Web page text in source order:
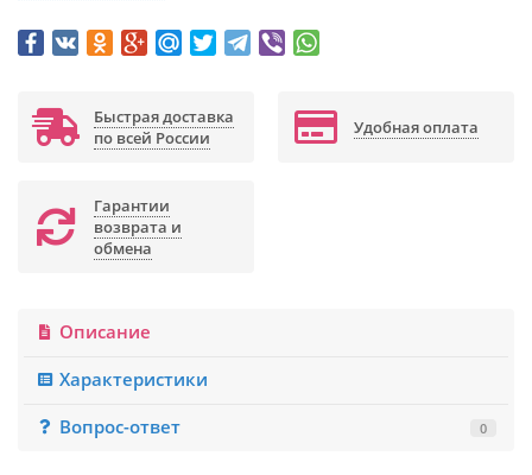
Быстрая доставка
по всей России
Удобная оплата
Гарантии
возврата и
обмена
Описание
Характеристики
Вопрос-ответ
0